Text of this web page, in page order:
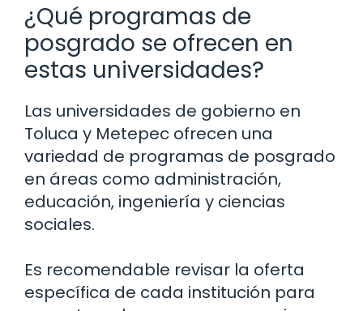
¿Qué programas de
posgrado se ofrecen en
estas universidades?
Las universidades de gobierno en
Toluca y Metepec ofrecen una
variedad de programas de posgrado
en áreas como administración,
educación, ingeniería y ciencias
sociales.
Es recomendable revisar la oferta
específica de cada institución para